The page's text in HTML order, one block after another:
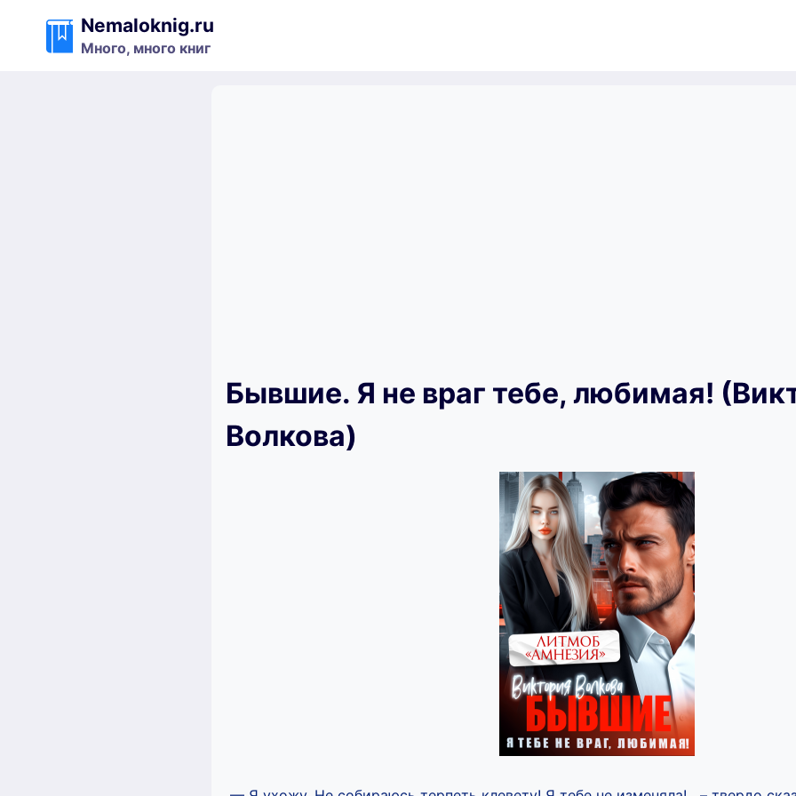
содержимому
Nemaloknig.ru
Много, много книг
Бывшие. Я не враг тебе, любимая!
Волкова)